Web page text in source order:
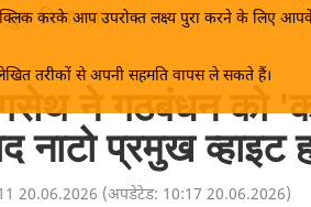
करके आप उपरोक्त लक्ष्य पुरा करने के लिए आपके
तरीकों से अपनी सहमति वापस ले सकते हैं।
शुरू किया था।
ने गठबंधन को
नाटो प्रमुख व्हाइट
20.06.2026 (अपडेटेड: 10:17 20.06.2026)